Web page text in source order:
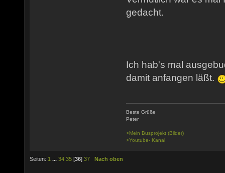
gedacht.
Ich hab's mal
damit anfangen läßt.
Beste Grüße
Peter
>Mein Busprojekt (Bilder)
>Youtube- Kanal
Seiten: 1 ... 34 35 [36] 37 Nach oben